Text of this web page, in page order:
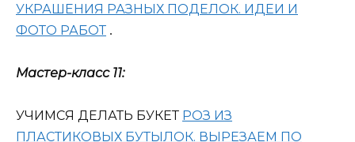
УКРАШЕНИЯ РАЗНЫХ ПОДЕЛОК. ИДЕИ И
ФОТО РАБОТ .
Мастер-класс 11:
УЧИМСЯ ДЕЛАТЬ БУКЕТ РОЗ ИЗ
ПЛАСТИКОВЫХ БУТЫЛОК. ВЫРЕЗАЕМ ПО